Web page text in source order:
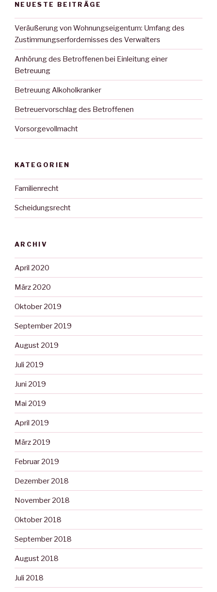
NEUESTE BEITRÄGE
Veräußerung von Wohnungseigentum: Umfang des
Zustimmungserfordernisses des Verwalters
Anhörung des Betroffenen bei Einleitung einer
Betreuung
Betreuung Alkoholkranker
Betreuervorschlag des Betroffenen
Vorsorgevollmacht
KATEGORIEN
Familienrecht
Scheidungsrecht
ARCHIV
April 2020
März 2020
Oktober 2019
September 2019
August 2019
Juli 2019
Juni 2019
Mai 2019
April 2019
März 2019
Februar 2019
Dezember 2018
November 2018
Oktober 2018
September 2018
August 2018
Juli 2018